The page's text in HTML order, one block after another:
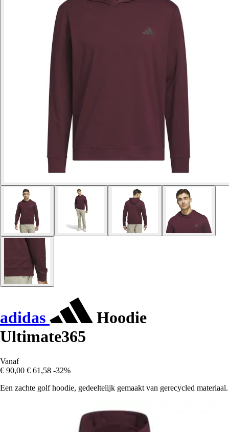
adidas
Hoodie
Ultimate365
Vanaf
€ 90,00 € 61,58 -32%
Een zachte golf hoodie, gedeeltelijk gemaakt van gerecycled materiaal.